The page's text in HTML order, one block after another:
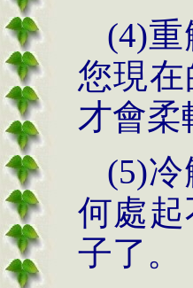
(4)重
您現
才會柔
(5)冷
何處
子了。